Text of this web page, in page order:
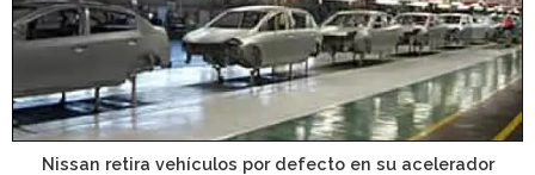
Nissan retira vehículos por defecto en su acelerador